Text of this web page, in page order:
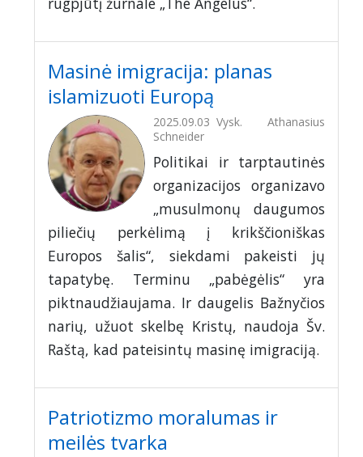
Masinė imigracija: planas
islamizuoti Europą
2025.09.03 Vysk. Athanasius
Schneider
Politikai ir tarptautinės
organizacijos organizavo
„musulmonų daugumos
piliečių perkėlimą į krikščioniškas
Europos šalis“, siekdami pakeisti jų
tapatybę. Terminu „pabėgėlis“ yra
piktnaudžiaujama. Ir daugelis Bažnyčios
narių, užuot skelbę Kristų, naudoja Šv.
Raštą, kad pateisintų masinę imigraciją.
Patriotizmo moralumas ir
meilės tvarka